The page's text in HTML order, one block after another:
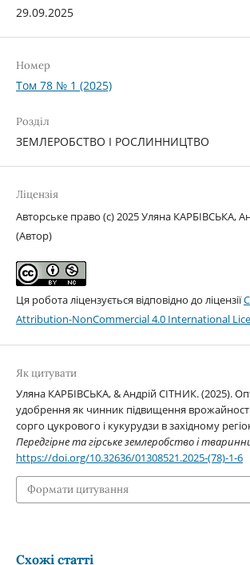
29.09.2025
Номер
Том 78 № 1 (2025)
Розділ
ЗЕМЛЕРОБСТВО І РОСЛИННИЦТВО
Ліцензія
Авторське право (c) 2025 Уляна КАРБІВСЬКА,
(Автор)
Ця робота ліцензується відповідно до ліцензії
Attribution-NonCommercial 4.0 International
Як цитувати
Уляна КАРБІВСЬКА, & Андрій СІТНИК. (2025).
удобрення як чинник підвищення врожайності
сорго цукрового і кукурудзи в західному
Передгірне та гірське землеробство і
https://doi.org/10.32636/01308521.2025-(78)-1-6
Формати цитування
Схожі статті